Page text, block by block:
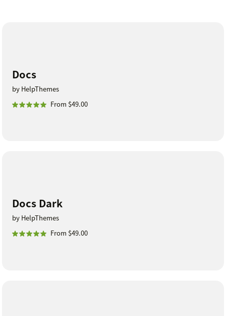
Docs
by HelpThemes
From $49.00
Docs Dark
by HelpThemes
From $49.00